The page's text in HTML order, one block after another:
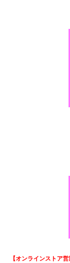
【オンラインストア